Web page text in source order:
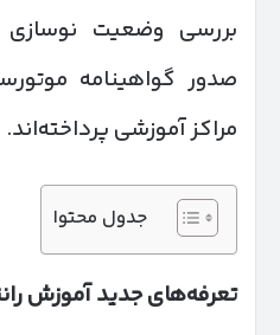
بررسی وضعیت نوسازی
صدور گواهینامه
مراکز آموزشی پرداخته‌اند.
جدول محتوا
تعرفه‌های جدید آموزش